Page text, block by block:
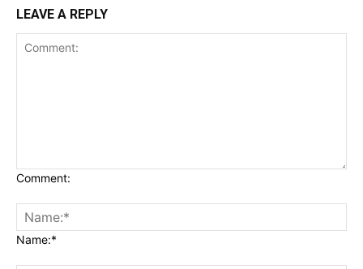
LEAVE A REPLY
Comment:
Name:*